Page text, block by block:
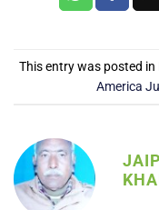
This entry was posted in
America